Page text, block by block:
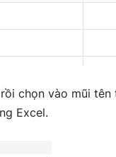
rồi chọn vào mũi tên
Excel.